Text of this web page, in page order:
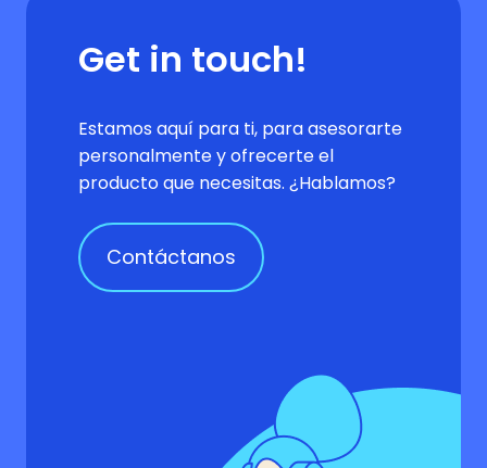
Get in touch!
Estamos aquí para ti, para asesorarte
personalmente y ofrecerte el
producto que necesitas. ¿Hablamos?
Contáctanos